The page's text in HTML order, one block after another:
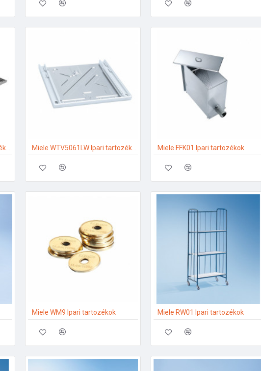
Miele WTV5061LW Ipari tartozékok Miele FFK01 Ipari tartozékok
Miele WM9 Ipari tartozékok Miele RW01 Ipari tartozékok